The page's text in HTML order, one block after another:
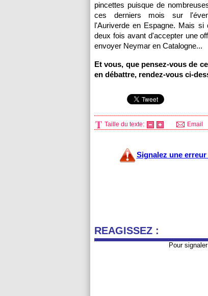
pincettes puisque de
ces derniers mois sur
l'Auriverde en Espagne. Mais si
deux fois avant d'accepter une
envoyer Neymar en Catalogne...
Et vous, que pensez-vous de
en débattre, rendez-vous ci-
Taille du texte: Email
Signalez une
REAGISSEZ :
Pour